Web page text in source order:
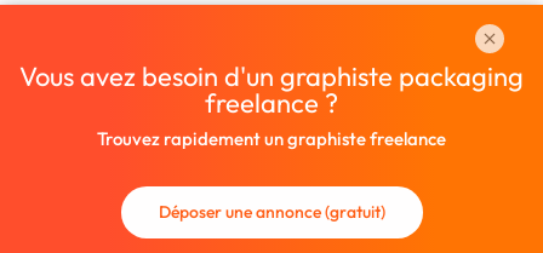
Vous avez besoin d'un graphiste packaging
freelance ?
Trouvez rapidement un graphiste freelance
Déposer une annonce (gratuit)